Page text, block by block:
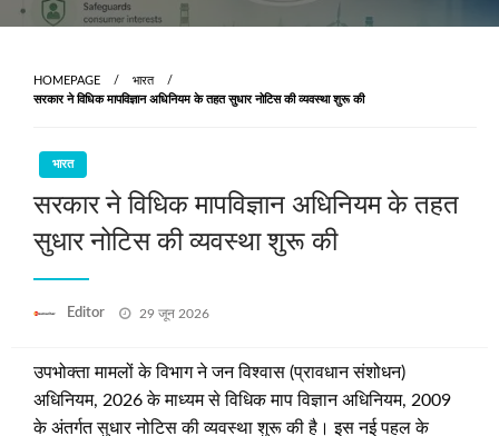
HOMEPAGE
भारत
सरकार ने विधिक मापविज्ञान अधिनियम के तहत सुधार नोटिस की व्यवस्था शुरू की
भारत
सरकार ने विधिक मापविज्ञान अधिनियम के तहत
सुधार नोटिस की व्यवस्था शुरू की
Editor
Posted
29 जून 2026
उपभोक्ता मामलों के विभाग ने जन विश्वास (प्रावधान संशोधन)
अधिनियम, 2026 के माध्यम से विधिक माप विज्ञान अधिनियम, 2009
के अंतर्गत सुधार नोटिस की व्यवस्था शुरू की है। इस नई पहल के